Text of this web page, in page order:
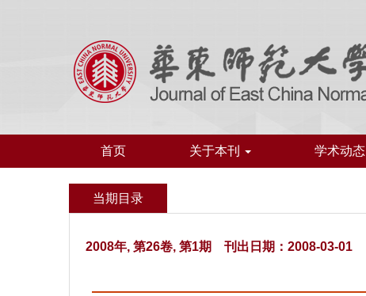
首页 关于本刊 学术动态
当期目录
2008年, 第26卷, 第1期 刊出日期：2008-03-01